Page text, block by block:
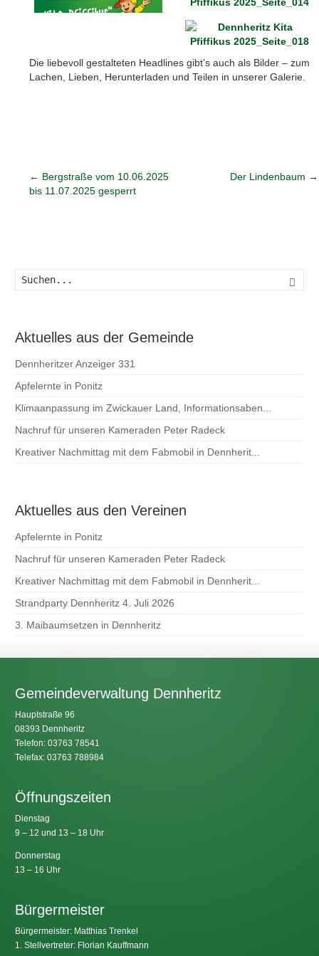
Die liebevoll gestalteten Headlines gibt’s auch als Bilder – zum
Lachen, Lieben, Herunterladen und Teilen in unserer Galerie.
← Bergstraße vom 10.06.2025
bis 11.07.2025 gesperrt
Der Lindenbaum →
Aktuelles aus der Gemeinde
Dennheritzer Anzeiger 331
Apfelernte in Ponitz
Klimaanpassung im Zwickauer Land, Informationsaben...
Nachruf für unseren Kameraden Peter Radeck
Kreativer Nachmittag mit dem Fabmobil in Dennherit...
Aktuelles aus den Vereinen
Apfelernte in Ponitz
Nachruf für unseren Kameraden Peter Radeck
Kreativer Nachmittag mit dem Fabmobil in Dennherit...
Strandparty Dennheritz 4. Juli 2026
3. Maibaumsetzen in Dennheritz
Gemeindeverwaltung Dennheritz
Hauptstraße 96
08393 Dennheritz
Telefon: 03763 78541
Telefax: 03763 788984
Öffnungszeiten
Dienstag
9 – 12 und 13 – 18 Uhr
Donnerstag
13 – 16 Uhr
Bürgermeister
Bürgermeister: Matthias Trenkel
1. Stellvertreter: Florian Kauffmann